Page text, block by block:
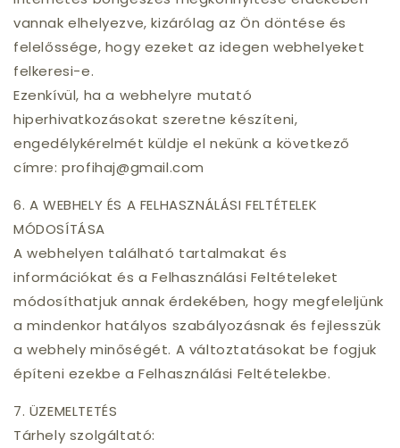
vannak elhelyezve, kizárólag az Ön döntése és
felelőssége, hogy ezeket az idegen webhelyeket
felkeresi-e.
Ezenkívül, ha a webhelyre mutató
hiperhivatkozásokat szeretne készíteni,
engedélykérelmét küldje el nekünk a következő
címre: profihaj@gmail.com
6. A WEBHELY ÉS A FELHASZNÁLÁSI FELTÉTELEK
MÓDOSÍTÁSA
A webhelyen található tartalmakat és
információkat és a Felhasználási Feltételeket
módosíthatjuk annak érdekében, hogy megfeleljünk
a mindenkor hatályos szabályozásnak és fejlesszük
a webhely minőségét. A változtatásokat be fogjuk
építeni ezekbe a Felhasználási Feltételekbe.
7. ÜZEMELTETÉS
Tárhely szolgáltató: